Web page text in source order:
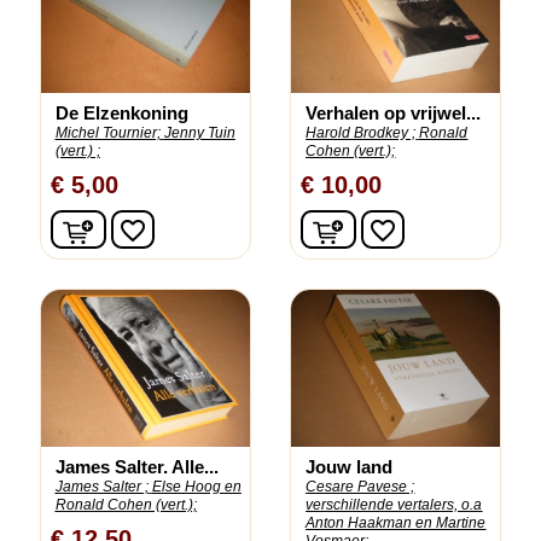
De Elzenkoning
Michel Tournier; Jenny Tuin
(vert.) ;
€ 5,00
In winkelwagen
favorite_border
Verhalen op vrijwel...
Harold Brodkey ; Ronald
Cohen (vert.);
€ 10,00
In winkelwagen
favorite_border
James Salter. Alle...
James Salter ; Else Hoog en
Ronald Cohen (vert.);
Jouw land
Cesare Pavese ;
verschillende vertalers, o.a
Anton Haakman en Martine